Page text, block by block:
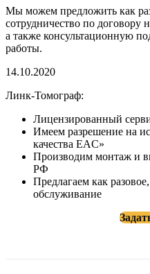
Мы можем предложить как
сотрудничество по договору
а также консультационную
работы.
14.10.2020
Линк-Томограф:
Лицензированный
Имеем разрешение на
качества EAC»
Производим монтаж и
РФ
Предлагаем как
обслуживание